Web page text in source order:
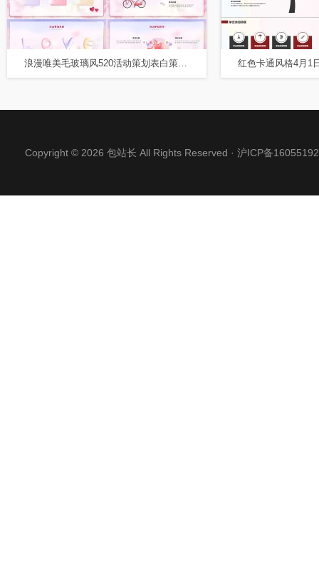
浪漫唯美毛玻璃风520活动策划表白策划PPT模板
Copyright © 2026 包站长 All Rights Reserved · 沪ICP备